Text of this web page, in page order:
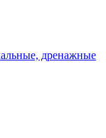
дренажные